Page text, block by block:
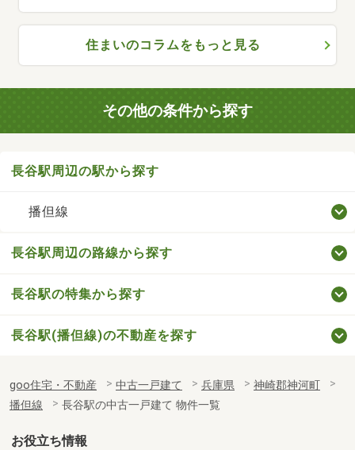
住まいのコラムをもっと見る
その他の条件から探す
長谷駅周辺の駅から探す
播但線
長谷駅周辺の路線から探す
長谷駅の特集から探す
長谷駅(播但線)の不動産を探す
goo住宅・不動産 中古一戸建て 兵庫県
神崎郡神河町
播但線
長谷駅の中古一戸建て 物件一覧
お役立ち情報